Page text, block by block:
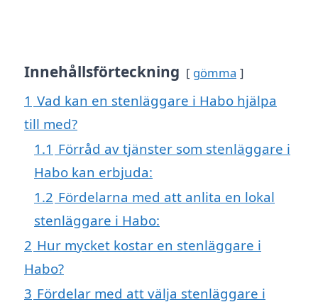
Innehållsförteckning gömma
1 Vad kan en stenläggare i Habo hjälpa
till med?
1.1 Förråd av tjänster som stenläggare i
Habo kan erbjuda:
1.2 Fördelarna med att anlita en lokal
stenläggare i Habo:
2 Hur mycket kostar en stenläggare i
Habo?
3 Fördelar med att välja stenläggare i